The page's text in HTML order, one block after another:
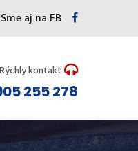
Sme aj na FB
Rýchly kontakt
255 278